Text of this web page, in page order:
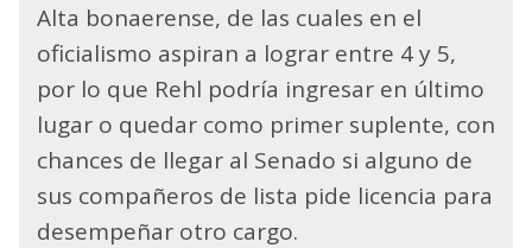
Alta bonaerense, de las cuales en el
oficialismo aspiran a lograr entre 4 y 5,
por lo que Rehl podría ingresar en último
lugar o quedar como primer suplente, con
chances de llegar al Senado si alguno de
sus compañeros de lista pide licencia para
desempeñar otro cargo.